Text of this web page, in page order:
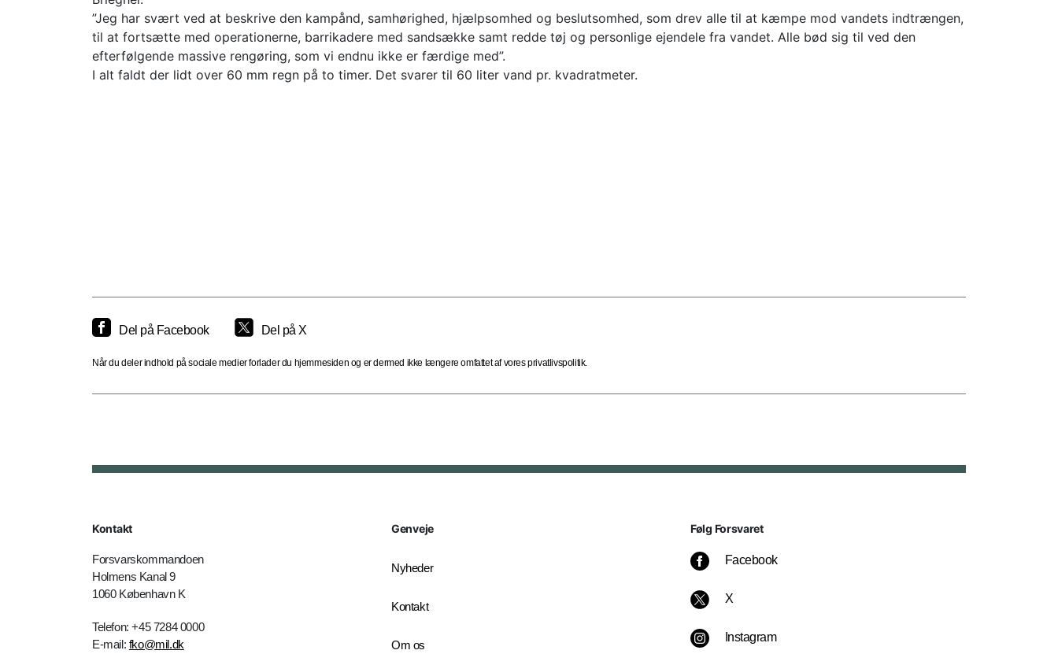
”Jeg har svært ved at beskrive den kampånd, samhørighed, hjælpsomhed og beslutsomhed, som drev alle til at kæmpe mod vandets indtrængen,
til at fortsætte med operationerne, barrikadere med sandsække samt redde tøj og personlige ejendele fra vandet. Alle bød sig til ved den
efterfølgende massive rengøring, som vi endnu ikke er færdige med”.
I alt faldt der lidt over 60 mm regn på to timer. Det svarer til 60 liter vand pr. kvadratmeter.
Del på Facebook Del på X
Når du deler indhold på sociale medier forlader du hjemmesiden og er dermed ikke længere omfattet af vores privatlivspolitik.
Kontakt
Forsvarskommandoen
Holmens Kanal 9
1060 København K
Telefon: +45 7284 0000
E-mail: fko@mil.dk
Genveje
Nyheder
Kontakt
Om os
Følg Forsvaret
Facebook
X
Instagram